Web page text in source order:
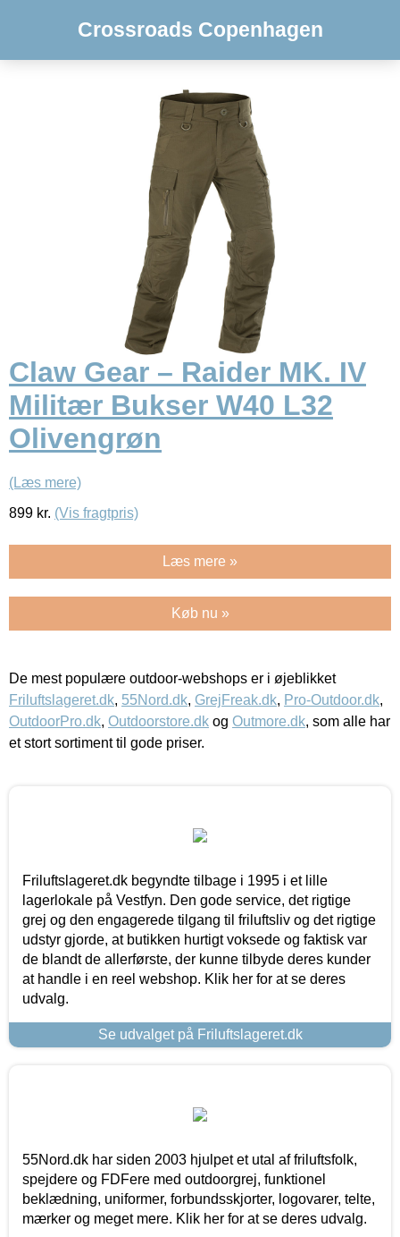
Crossroads Copenhagen
Claw Gear – Raider MK. IV
Militær Bukser W40 L32
Olivengrøn
(Læs mere)
899 kr. (Vis fragtpris)
Læs mere »
Køb nu »
De mest populære outdoor-webshops er i øjeblikket
Friluftslageret.dk, 55Nord.dk, GrejFreak.dk, Pro-Outdoor.dk,
OutdoorPro.dk, Outdoorstore.dk og Outmore.dk, som alle har
et stort sortiment til gode priser.
Friluftslageret.dk begyndte tilbage i 1995 i et lille
lagerlokale på Vestfyn. Den gode service, det rigtige
grej og den engagerede tilgang til friluftsliv og det rigtige
udstyr gjorde, at butikken hurtigt voksede og faktisk var
de blandt de allerførste, der kunne tilbyde deres kunder
at handle i en reel webshop. Klik her for at se deres
udvalg.
Se udvalget på Friluftslageret.dk
55Nord.dk har siden 2003 hjulpet et utal af friluftsfolk,
spejdere og FDFere med outdoorgrej, funktionel
beklædning, uniformer, forbundsskjorter, logovarer, telte,
mærker og meget mere. Klik her for at se deres udvalg.